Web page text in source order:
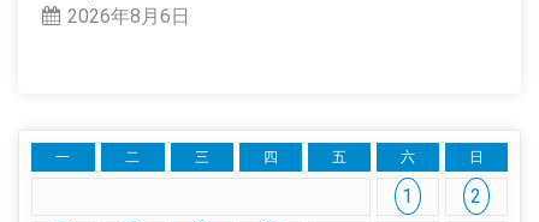
2026年8月6日
一 二 三 四 五 六 日
1
2